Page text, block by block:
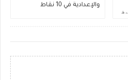
والإعدادية في 10 نقاط